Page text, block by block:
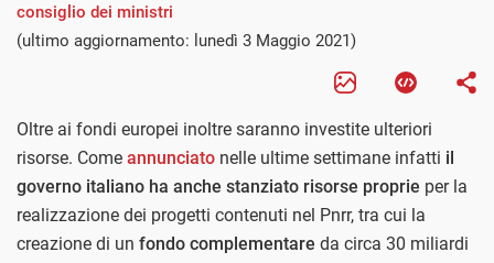
consiglio dei ministri
(ultimo aggiornamento: lunedì 3 Maggio 2021)
Oltre ai fondi europei inoltre saranno investite ulteriori
risorse. Come annunciato nelle ultime settimane infatti il
governo italiano ha anche stanziato risorse proprie per la
realizzazione dei progetti contenuti nel Pnrr, tra cui la
creazione di un fondo complementare da circa 30 miliardi